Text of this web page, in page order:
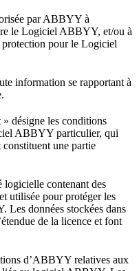
par ABBYY à
le Logiciel ABBYY, et/ou à
pour le Logiciel
information se rapportant à
» désigne les conditions
ABBYY particulier, qui
constituent une partie
logicielle contenant des
utilisée pour protéger les
Les données stockées dans
de la licence et font
d’ABBYY relatives aux